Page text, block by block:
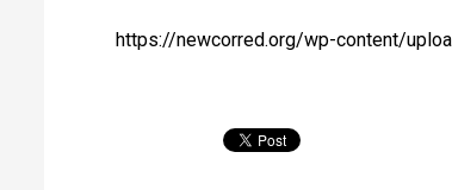
https://newcorred.org/wp-content/